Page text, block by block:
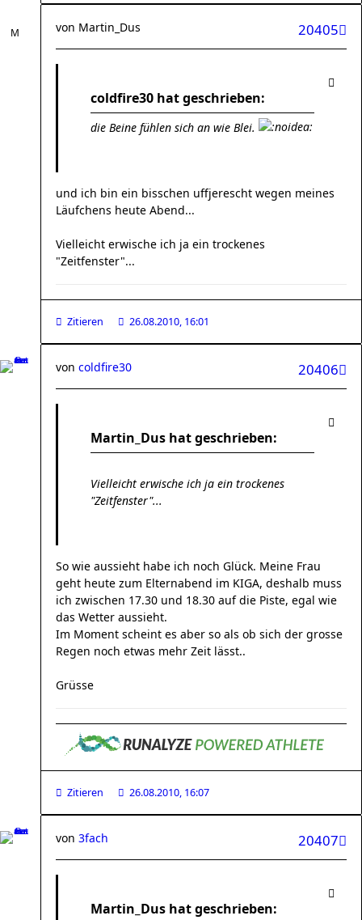
20405
von Martin_Dus
coldfire30 hat geschrieben:
die Beine fühlen sich an wie Blei.
und ich bin ein bisschen uffjerescht wegen meines
Läufchens heute Abend...
Vielleicht erwische ich ja ein trockenes
"Zeitfenster"...
Zitieren 26.08.2010, 16:01
20406
von coldfire30
Martin_Dus hat geschrieben:
Vielleicht erwische ich ja ein trockenes
"Zeitfenster"...
So wie aussieht habe ich noch Glück. Meine Frau
geht heute zum Elternabend im KIGA, deshalb muss
ich zwischen 17.30 und 18.30 auf die Piste, egal wie
das Wetter aussieht.
Im Moment scheint es aber so als ob sich der grosse
Regen noch etwas mehr Zeit lässt..
Grüsse
Zitieren 26.08.2010, 16:07
20407
von 3fach
Martin_Dus hat geschrieben: